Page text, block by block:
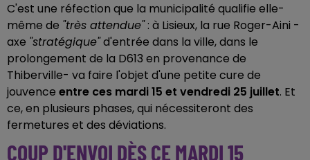
C'est une réfection que la municipalité qualifie elle-
même de "très attendue": à Lisieux, la rue Roger-Aini -
axe "stratégique"d'entrée dans la ville, dans le
prolongement de la D613 en provenance de
Thiberville- va faire l'objet d'une petite cure de
jouvence entre ces mardi 15 et vendredi 25 juillet. Et
ce, en plusieurs phases, qui nécessiteront des
fermetures et des déviations.
COUP D'ENVOI DÈS CE MARDI 15